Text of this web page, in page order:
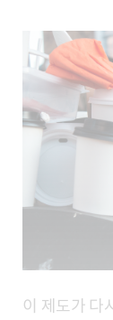
이 제도가 다